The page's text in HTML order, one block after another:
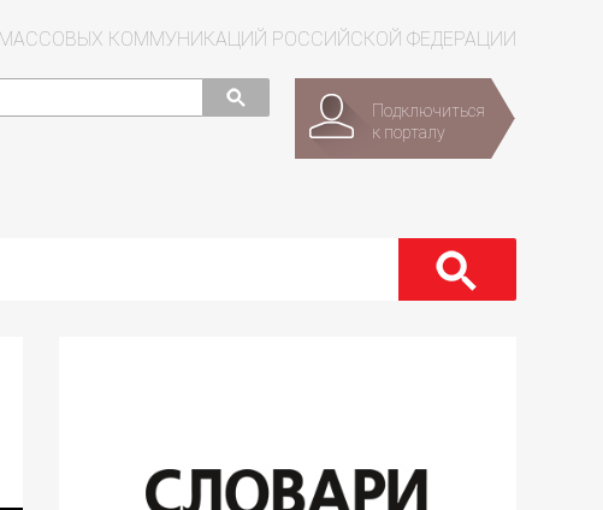
КОММУНИКАЦИЙ РОССИЙСКОЙ ФЕДЕРАЦИИ
Подключиться
к порталу